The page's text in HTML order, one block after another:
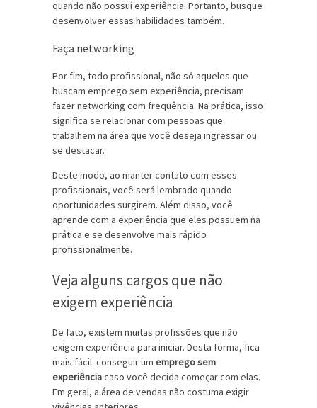
quando não possui experiência. Portanto, busque
desenvolver essas habilidades também.
Faça networking
Por fim, todo profissional, não só aqueles que
buscam emprego sem experiência, precisam
fazer networking com frequência. Na prática, isso
significa se relacionar com pessoas que
trabalhem na área que você deseja ingressar ou
se destacar.
Deste modo, ao manter contato com esses
profissionais, você será lembrado quando
oportunidades surgirem. Além disso, você
aprende com a experiência que eles possuem na
prática e se desenvolve mais rápido
profissionalmente.
Veja alguns cargos que não
exigem experiência
De fato, existem muitas profissões que não
exigem experiência para iniciar. Desta forma, fica
mais fácil conseguir um emprego sem
experiênciacaso você decida começar com elas.
Em geral, a área de vendas não costuma exigir